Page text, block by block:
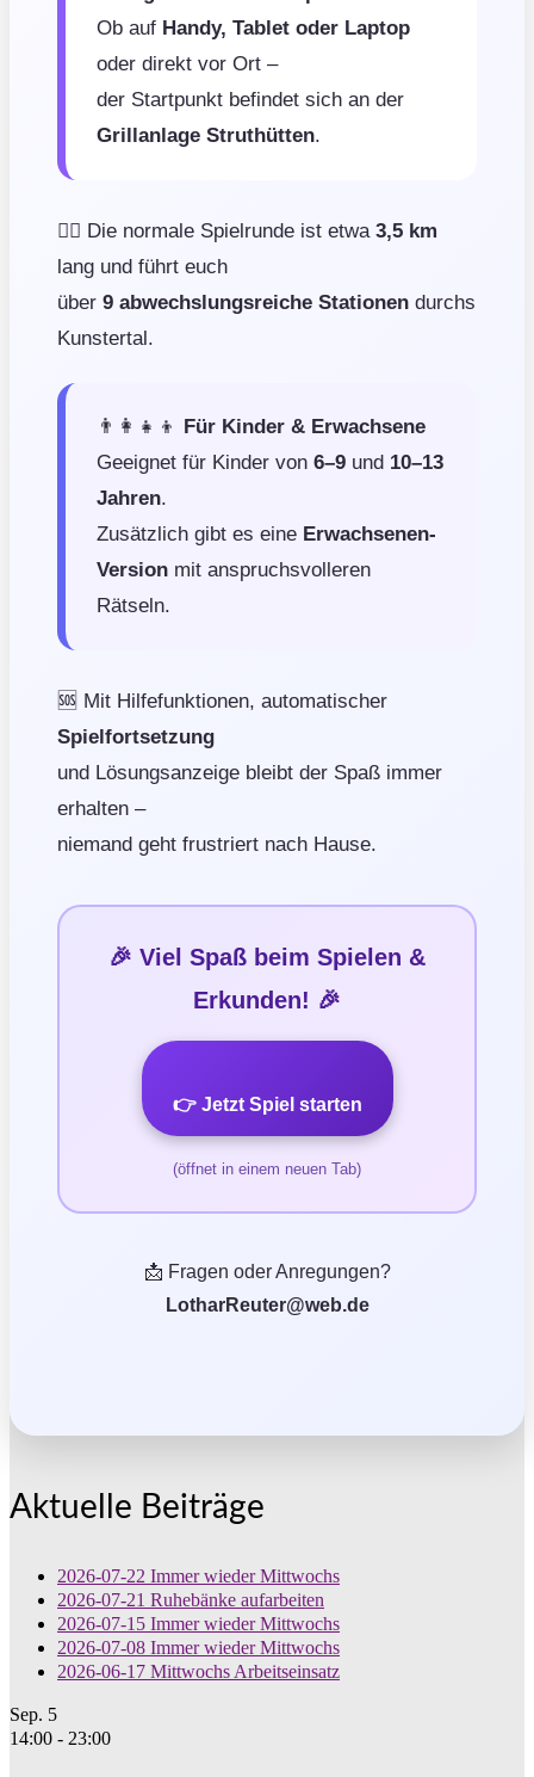
Ob auf Handy, Tablet oder Laptop
oder direkt vor Ort –
der Startpunkt befindet sich an der
Grillanlage Struthütten.
🚶‍♂️ Die normale Spielrunde ist etwa 3,5 km
lang und führt euch
über 9 abwechslungsreiche Stationen durchs
Kunstertal.
👨‍👩‍👧‍👦 Für Kinder & Erwachsene
Geeignet für Kinder von 6–9 und 10–13
Jahren.
Zusätzlich gibt es eine Erwachsenen-
Version mit anspruchsvolleren
Rätseln.
🆘 Mit Hilfefunktionen, automatischer
Spielfortsetzung
und Lösungsanzeige bleibt der Spaß immer
erhalten –
niemand geht frustriert nach Hause.
🎉 Viel Spaß beim Spielen &
Erkunden! 🎉
👉 Jetzt Spiel starten
(öffnet in einem neuen Tab)
📩 Fragen oder Anregungen?
LotharReuter@web.de
Aktuelle Beiträge
2026-07-22 Immer wieder Mittwochs
2026-07-21 Ruhebänke aufarbeiten
2026-07-15 Immer wieder Mittwochs
2026-07-08 Immer wieder Mittwochs
2026-06-17 Mittwochs Arbeitseinsatz
Sep. 5
14:00 - 23:00